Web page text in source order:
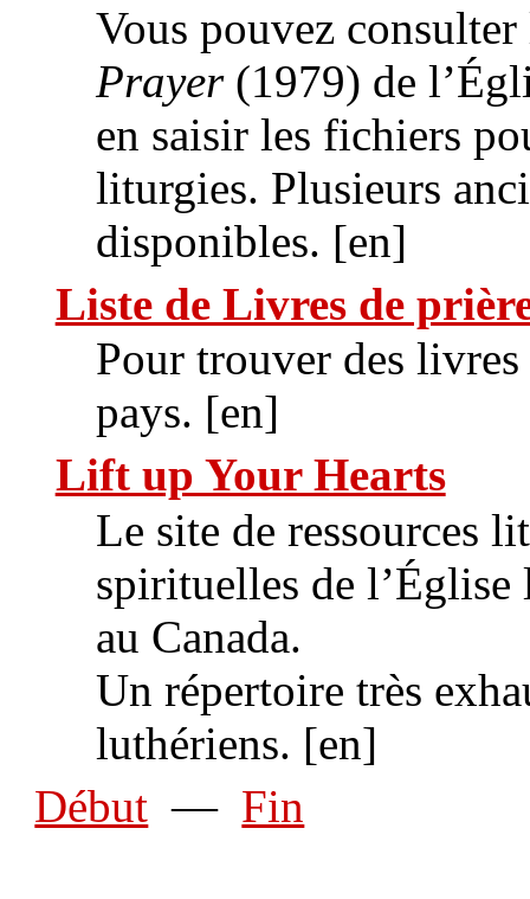
Vous pouvez
Prayer(1979) de
en saisir les fichiers
liturgies. Plusieurs
disponibles. [en]
Liste de Livres de
Pour trouver des
pays. [en]
Lift up Your Hearts
Le site de ressources
spirituelles de
au Canada.
Un répertoire très
luthériens. [en]
Début — Fin